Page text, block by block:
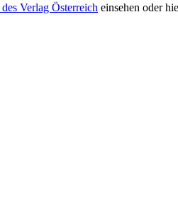
Verlag Österreich einsehen oder